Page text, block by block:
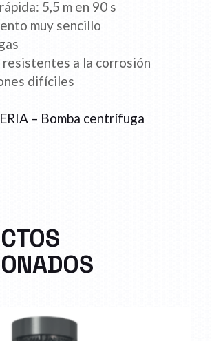
5,5 m en 90 s
muy sencillo
a la corrosión
difíciles
– Bomba centrífuga